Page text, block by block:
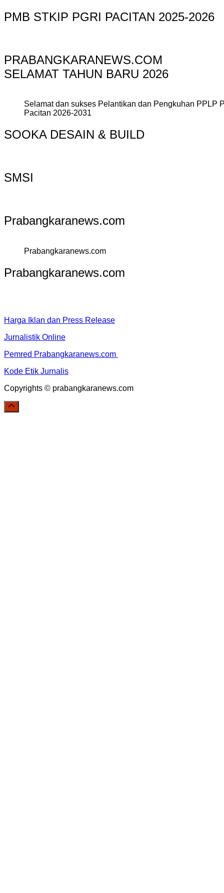
PMB STKIP PGRI PACITAN 2025-2026
PRABANGKARANEWS.COM
SELAMAT TAHUN BARU 2026
Selamat dan sukses Pelantikan dan Pengkuhan PPLP
Pacitan 2026-2031
SOOKA DESAIN & BUILD
SMSI
Prabangkaranews.com
Prabangkaranews.com
Prabangkaranews.com
Harga Iklan dan Press Release
Jurnalistik Online
Pemred Prabangkaranews.com
Kode Etik Jurnalis
Copyrights © prabangkaranews.com